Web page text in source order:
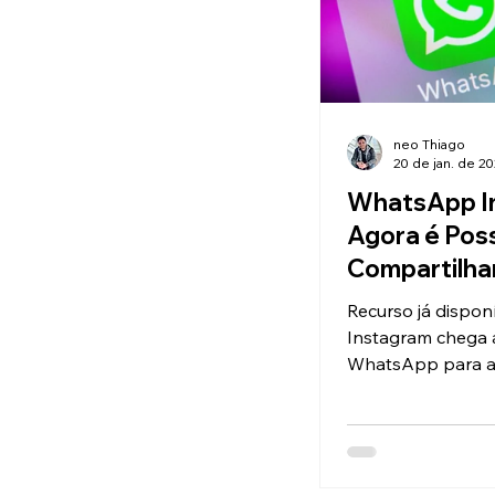
WhatsApp
Agora é
Músicas no
Recurso já
Instagram chega
WhatsApp para
O WhatsApp está...
neo Thiago
20 de jan. de